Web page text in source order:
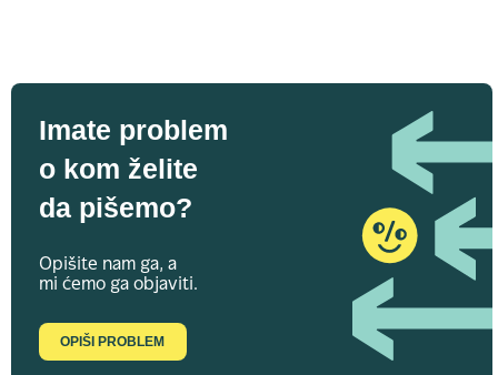
Imate problem
o kom želite
da pišemo?
Opišite nam ga, a
mi ćemo ga objaviti.
OPIŠI PROBLEM